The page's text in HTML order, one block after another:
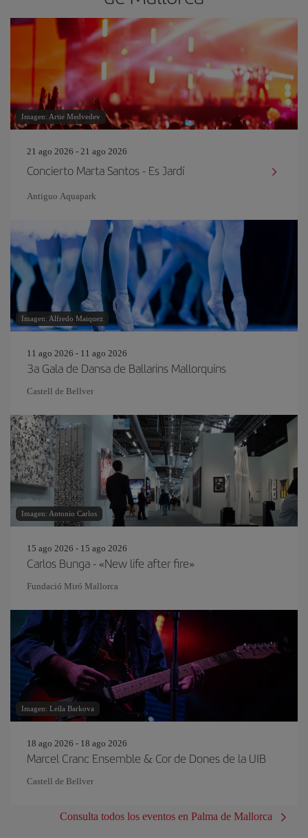
Imagen: Artie Medvedev
21 ago 2026 - 21 ago 2026
Concierto Marta Santos - Es Jardí
Antiguo Aquapark
Imagen: Alfredo Maiquez
11 ago 2026 - 11 ago 2026
3a Gala de Dansa de Ballarins Mallorquins
Castell de Bellver
Imagen: Antonio Carlos
15 ago 2026 - 15 ago 2026
Carlos Bunga - «New life after fire»
Fundació Miró Mallorca
Imagen: Leila Barkova
18 ago 2026 - 18 ago 2026
Marcel Cranc Ensemble & Cor de Dones de la UIB
Castell de Bellver
Consulta todos los eventos en Palma de Mallorca